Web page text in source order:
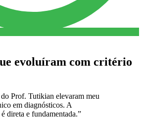
evoluíram com critério
Prof. Tutikian elevaram meu
em diagnósticos. A
direta e fundamentada.”